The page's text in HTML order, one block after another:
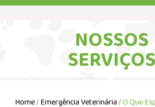
NOSSOS
SERVIÇOS
Home/Emergência Veterinária/ O Que